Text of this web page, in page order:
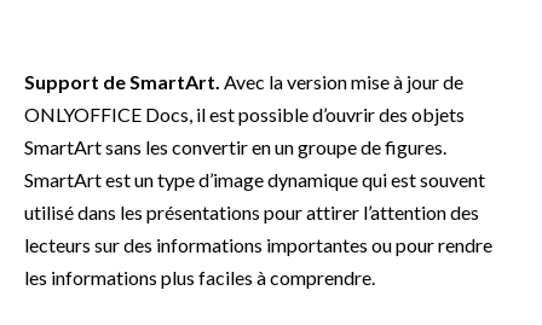
Support de SmartArt. Avec la version mise à jour de
ONLYOFFICE Docs, il est possible d’ouvrir des objets
SmartArt sans les convertir en un groupe de figures.
SmartArt est un type d’image dynamique qui est souvent
utilisé dans les présentations pour attirer l’attention des
lecteurs sur des informations importantes ou pour rendre
les informations plus faciles à comprendre.